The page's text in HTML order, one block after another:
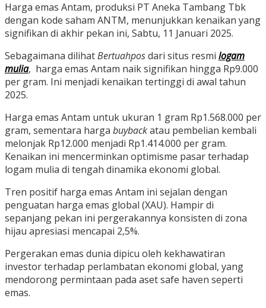
Harga emas Antam, produksi PT Aneka Tambang Tbk
dengan kode saham ANTM, menunjukkan kenaikan yang
signifikan di akhir pekan ini, Sabtu, 11 Januari 2025.
Sebagaimana dilihatBertuahposdari situs resmi logam
mulia, harga emas Antam naik signifikan hingga Rp9.000
per gram. Ini menjadi kenaikan tertinggi di awal tahun
2025.
Harga emas Antam untuk ukuran 1 gram Rp1.568.000 per
gram, sementara harga buybackatau pembelian kembali
melonjak Rp12.000 menjadi Rp1.414.000 per gram.
Kenaikan ini mencerminkan optimisme pasar terhadap
logam mulia di tengah dinamika ekonomi global.
Tren positif harga emas Antam ini sejalan dengan
penguatan harga emas global (XAU). Hampir di
sepanjang pekan ini pergerakannya konsisten di zona
hijau apresiasi mencapai 2,5%.
Pergerakan emas dunia dipicu oleh kekhawatiran
investor terhadap perlambatan ekonomi global, yang
mendorong permintaan pada aset safe haven seperti
emas.